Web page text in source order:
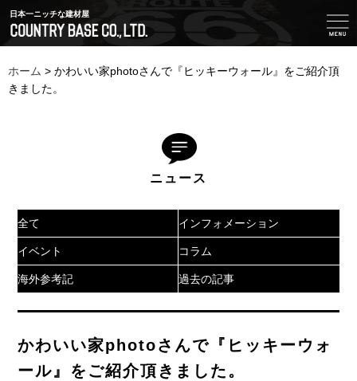
日本一ニッチな建材屋
ホーム > かわいい家photoさんで『ヒッキーウォール』をご紹介頂
きました。
ニュース
全て インフォメーション
イベント コラム
海外参考記 過去の記事
かわいい家photoさんで『ヒッキーウォ
ール』をご紹介頂きました。